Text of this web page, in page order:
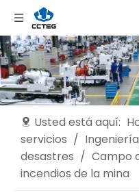
Usted está aquí:
servicios /
desastres / Campo
incendios de la mina